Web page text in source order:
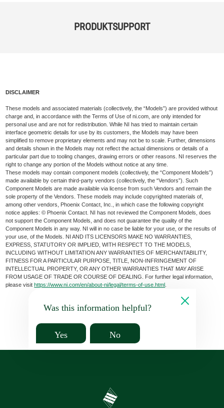
PRODUKTSUPPORT
DISCLAIMER
These models and associated materials (collectively, the “Models”) are provided without
charge and, in accordance with the Terms of Use of ni.com, are only intended for
personal use and are not for redistribution. While NI has tried to maintain certain
interface geometric details for use by its customers, the Models may have been
simplified to remove proprietary elements and may not be to scale. Further, dimensions
and details shown in the Models may not reflect the actual dimensions or details of a
particular part due to tooling changes, drawing errors or other reasons. NI reserves the
right to change any portion of the Models without notice at any time.
These models may contain component models (collectively, the “Component Models”)
made available by certain third-party vendors (collectively, the “Vendors”). Such
Component Models are made available via license from such Vendors and remain the
sole property of the Vendors. These models may include copyrighted materials of,
among other vendors, Phoenix Contact, Inc., in which case the following copyright
notice applies: © Phoenix Contact. NI has not reviewed the Component Models, does
not support the Component Models, and does not guarantee the quality of the
Component Models in any way. NI will in no case be liable for your use, or the results of
your use, of the Models. NI AND ITS LICENSORS MAKE NO WARRANTIES,
EXPRESS, STATUTORY OR IMPLIED, WITH RESPECT TO THE MODELS,
INCLUDING WITHOUT LIMITATION ANY WARRANTIES OF MERCHANTABILITY,
FITNESS FOR A PARTICULAR PURPOSE, TITLE, NON-INFRINGEMENT OF
INTELLECTUAL PROPERTY, OR ANY OTHER WARRANTIES THAT MAY ARISE
FROM USAGE OF TRADE OR COURSE OF DEALING. For further legal information,
please visithttps://www.ni.com/en/about-ni/legal/terms-of-use.html
Was this information helpful?
Yes No